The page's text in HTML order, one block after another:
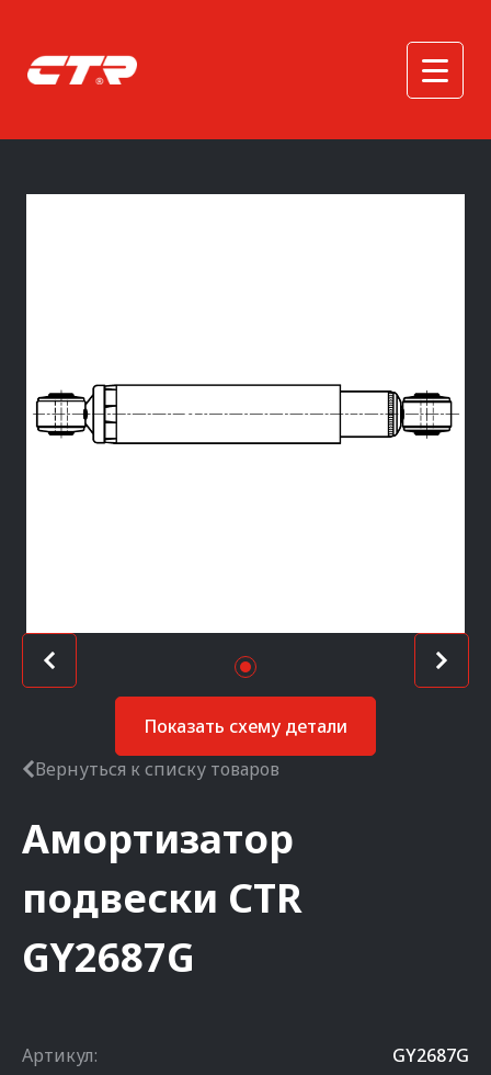
Показать схему детали
Вернуться к списку товаров
Амортизатор
подвески CTR
GY2687G
Артикул:
GY2687G